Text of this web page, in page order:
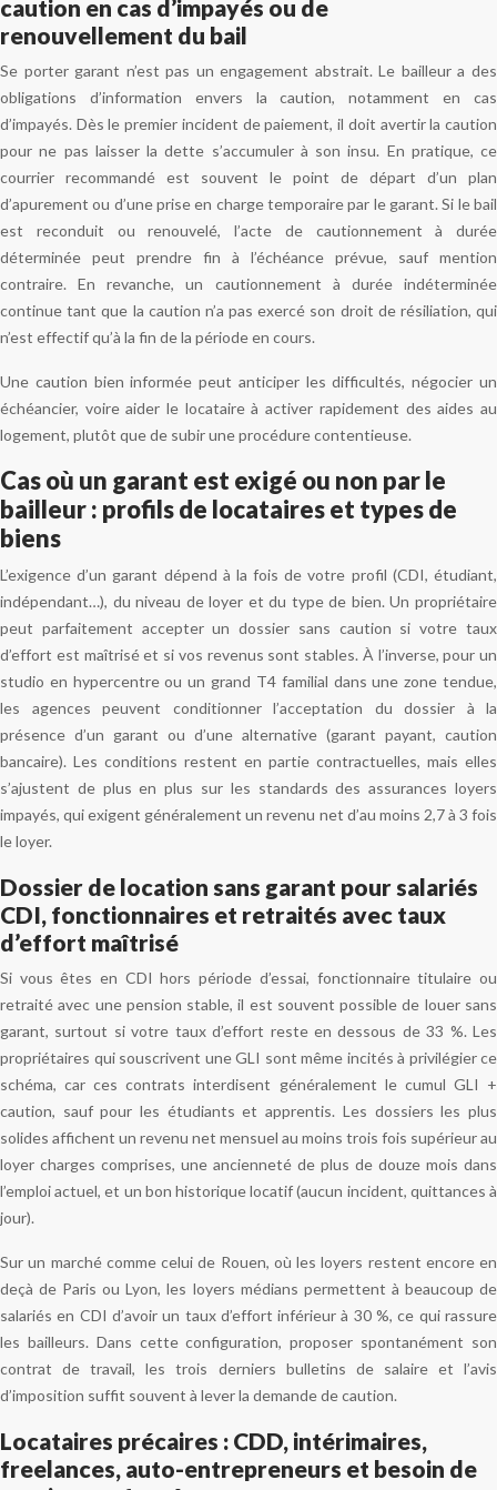
caution en cas d’impayés ou de
renouvellement du bail
Se porter garant n’est pas un engagement abstrait. Le bailleur a des
obligations d’information envers la caution, notamment en cas
d’impayés. Dès le premier incident de paiement, il doit avertir la caution
pour ne pas laisser la dette s’accumuler à son insu. En pratique, ce
courrier recommandé est souvent le point de départ d’un plan
d’apurement ou d’une prise en charge temporaire par le garant. Si le bail
est reconduit ou renouvelé, l’acte de cautionnement à durée
déterminée peut prendre fin à l’échéance prévue, sauf mention
contraire. En revanche, un cautionnement à durée indéterminée
continue tant que la caution n’a pas exercé son droit de résiliation, qui
n’est effectif qu’à la fin de la période en cours.
Une caution bien informée peut anticiper les difficultés, négocier un
échéancier, voire aider le locataire à activer rapidement des aides au
logement, plutôt que de subir une procédure contentieuse.
Cas où un garant est exigé ou non par le
bailleur : profils de locataires et types de
biens
L’exigence d’un garant dépend à la fois de votre profil (CDI, étudiant,
indépendant…), du niveau de loyer et du type de bien. Un propriétaire
peut parfaitement accepter un dossier sans caution si votre taux
d’effort est maîtrisé et si vos revenus sont stables. À l’inverse, pour un
studio en hypercentre ou un grand T4 familial dans une zone tendue,
les agences peuvent conditionner l’acceptation du dossier à la
présence d’un garant ou d’une alternative (garant payant, caution
bancaire). Les conditions restent en partie contractuelles, mais elles
s’ajustent de plus en plus sur les standards des assurances loyers
impayés, qui exigent généralement un revenu net d’au moins 2,7 à 3 fois
le loyer.
Dossier de location sans garant pour salariés
CDI, fonctionnaires et retraités avec taux
d’effort maîtrisé
Si vous êtes en CDI hors période d’essai, fonctionnaire titulaire ou
retraité avec une pension stable, il est souvent possible de louer sans
garant, surtout si votre taux d’effort reste en dessous de 33 %. Les
propriétaires qui souscrivent une GLI sont même incités à privilégier ce
schéma, car ces contrats interdisent généralement le cumul GLI +
caution, sauf pour les étudiants et apprentis. Les dossiers les plus
solides affichent un revenu net mensuel au moins trois fois supérieur au
loyer charges comprises, une ancienneté de plus de douze mois dans
l’emploi actuel, et un bon historique locatif (aucun incident, quittances à
jour).
Sur un marché comme celui de Rouen, où les loyers restent encore en
deçà de Paris ou Lyon, les loyers médians permettent à beaucoup de
salariés en CDI d’avoir un taux d’effort inférieur à 30 %, ce qui rassure
les bailleurs. Dans cette configuration, proposer spontanément son
contrat de travail, les trois derniers bulletins de salaire et l’avis
d’imposition suffit souvent à lever la demande de caution.
Locataires précaires : CDD, intérimaires,
freelances, auto-entrepreneurs et besoin de